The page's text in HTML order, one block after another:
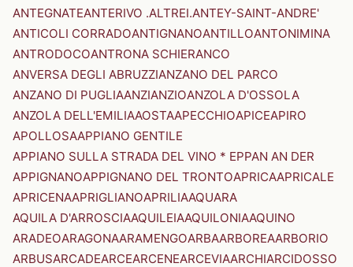
ANTEGNATEANTERIVO .ALTREI.ANTEY-SAINT-ANDRE'
ANTICOLI CORRADOANTIGNANOANTILLOANTONIMINA
ANTRODOCOANTRONA SCHIERANCO
ANVERSA DEGLI ABRUZZIANZANO DEL PARCO
ANZANO DI PUGLIAANZIANZIOANZOLA D'OSSOLA
ANZOLA DELL'EMILIAAOSTAAPECCHIOAPICEAPIRO
APOLLOSAAPPIANO GENTILE
APPIANO SULLA STRADA DEL VINO * EPPAN AN DER
APPIGNANOAPPIGNANO DEL TRONTOAPRICAAPRICALE
APRICENAAPRIGLIANOAPRILIAAQUARA
AQUILA D'ARROSCIAAQUILEIAAQUILONIAAQUINO
ARADEOARAGONAARAMENGOARBAARBOREAARBORIO
ARBUSARCADEARCEARCENEARCEVIAARCHIARCIDOSSO